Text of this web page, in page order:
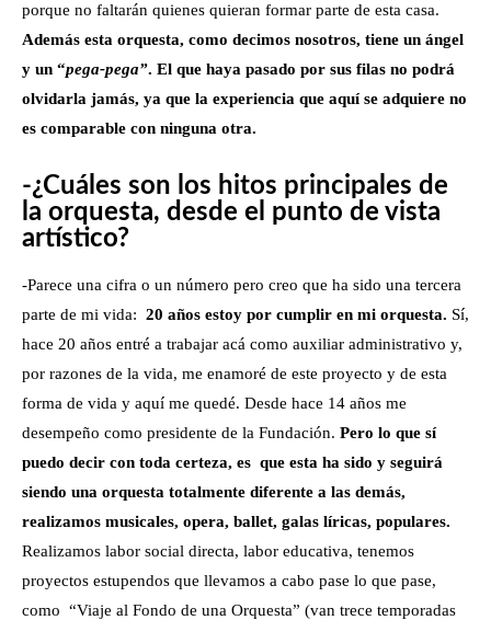
porque no faltarán quienes quieran formar parte de esta casa.
Además esta orquesta, como decimos nosotros, tiene un ángel
y un “pega-pega”. El que haya pasado por sus filas no podrá
olvidarla jamás, ya que la experiencia que aquí se adquiere no
es comparable con ninguna otra.
-¿Cuáles son los hitos principales de
la orquesta, desde el punto de vista
artístico?
-Parece una cifra o un número pero creo que ha sido una tercera
parte de mi vida: 20 años estoy por cumplir en mi orquesta. Sí,
hace 20 años entré a trabajar acá como auxiliar administrativo y,
por razones de la vida, me enamoré de este proyecto y de esta
forma de vida y aquí me quedé. Desde hace 14 años me
desempeño como presidente de la Fundación. Pero lo que sí
puedo decir con toda certeza, es que esta ha sido y seguirá
siendo una orquesta totalmente diferente a las demás,
realizamos musicales, opera, ballet, galas líricas, populares.
Realizamos labor social directa, labor educativa, tenemos
proyectos estupendos que llevamos a cabo pase lo que pase,
como “Viaje al Fondo de una Orquesta” (van trece temporadas